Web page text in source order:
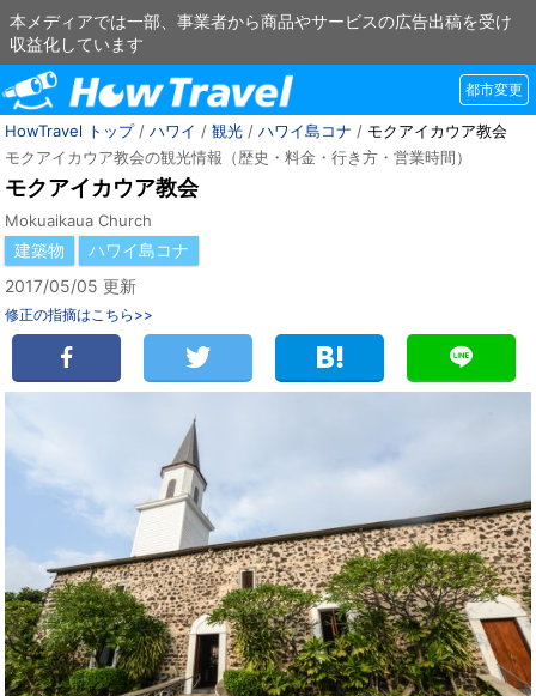
本メディアでは一部、事業者から商品やサービスの広告出稿を受け
収益化しています
都市変更
HowTravel トップ/ ハワイ / 観光 / ハワイ島コナ / モクアイカウア教会
モクアイカウア教会の観光情報（歴史・料金・行き方・営業時間）
モクアイカウア教会
Mokuaikaua Church
建築物
ハワイ島コナ
2017/05/05 更新
修正の指摘はこちら>>